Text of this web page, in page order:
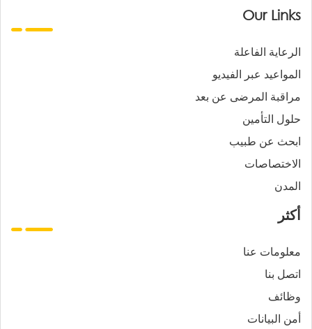
Our Links
الرعاية الفاعلة
المواعيد عبر الفيديو
مراقبة المرضى عن بعد
حلول التأمين
ابحث عن طبيب
الاختصاصات
المدن
أكثر
معلومات عنا
اتصل بنا
وظائف
أمن البيانات